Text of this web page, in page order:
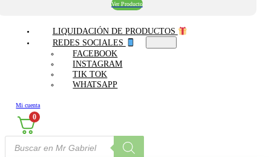
Ver Producto
LIQUIDACIÓN DE PRODUCTOS
REDES SOCIALES
FACEBOOK
INSTAGRAM
TIK TOK
WHATSAPP
Mi cuenta
0
Búsqueda
productos